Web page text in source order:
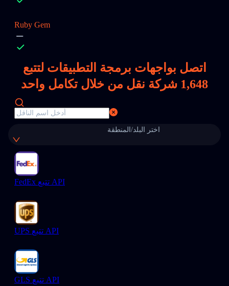
Ruby Gem
اتصل بواجهات برمجة التطبيقات لتتبع
1,648 شركة نقل من خلال تكامل واحد
اختر البلد/المنطقة
FedEx تتبع API
UPS تتبع API
GLS تتبع API